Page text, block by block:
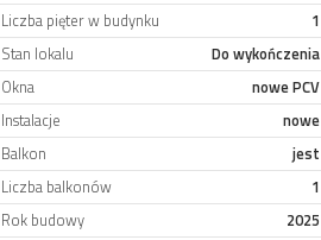
Liczba pięter w budynku
1
Stan lokalu
Do wykończenia
Okna
nowe PCV
Instalacje
nowe
Balkon
jest
Liczba balkonów
1
Rok budowy
2025